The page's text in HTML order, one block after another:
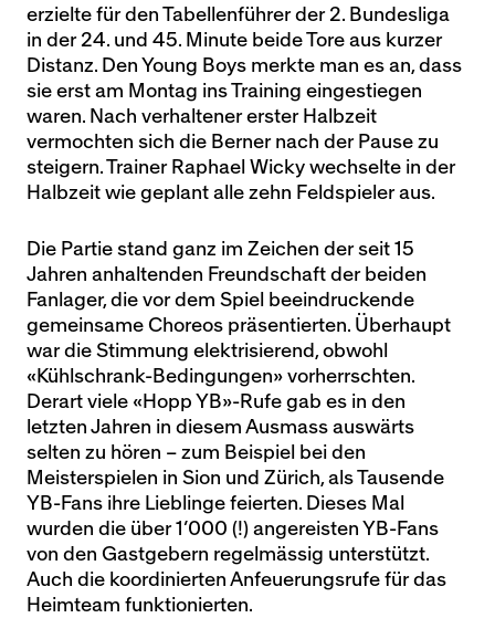
erzielte für den Tabellenführer der 2. Bundesliga
in der 24. und 45. Minute beide Tore aus kurzer
Distanz. Den Young Boys merkte man es an, dass
sie erst am Montag ins Training eingestiegen
waren. Nach verhaltener erster Halbzeit
vermochten sich die Berner nach der Pause zu
steigern. Trainer Raphael Wicky wechselte in der
Halbzeit wie geplant alle zehn Feldspieler aus.
Die Partie stand ganz im Zeichen der seit 15
Jahren anhaltenden Freundschaft der beiden
Fanlager, die vor dem Spiel beeindruckende
gemeinsame Choreos präsentierten. Überhaupt
war die Stimmung elektrisierend, obwohl
«Kühlschrank-Bedingungen» vorherrschten.
Derart viele «Hopp YB»-Rufe gab es in den
letzten Jahren in diesem Ausmass auswärts
selten zu hören – zum Beispiel bei den
Meisterspielen in Sion und Zürich, als Tausende
YB-Fans ihre Lieblinge feierten. Dieses Mal
wurden die über 1’000 (!) angereisten YB-Fans
von den Gastgebern regelmässig unterstützt.
Auch die koordinierten Anfeuerungsrufe für das
Heimteam funktionierten.